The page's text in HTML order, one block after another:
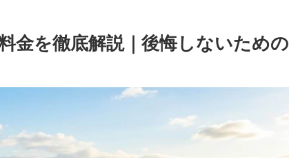
金を徹底解説｜後悔しないための